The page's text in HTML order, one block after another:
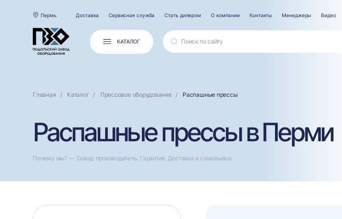
Пермь Доставка Сервисная служба Стать дилером О компании Контакты Менеджеры Видео
КАТАЛОГ
Главная Каталог Прессовое оборудование Распашные прессы
Распашные прессы в Перми
Почему мы? — Завод-производитель. Гарантия. Доставка и самовывоз.